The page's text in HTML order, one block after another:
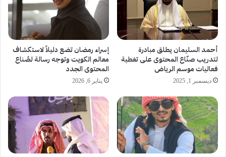
أحمد السليمان يطلق مبادرة
لتدريب صنّاع المحتوى على تغطية
فعاليات موسم الرياض
ديسمبر 1, 2025
إسراء رمضان تضع دليلاً لاستكشاف
معالم الكويت وتوجه رسالة لصُناع
المحتوى الجدد
يناير 6, 2026